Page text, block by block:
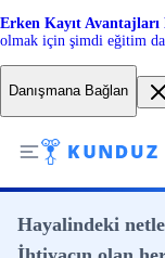
Erken Kayıt
olmak için şimdi eğitim
Danışmana Bağlan
Hayalindeki